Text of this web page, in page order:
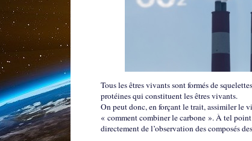
Tous les êtres vivants sont formés de
protéines qui constituent les êtres vivants.
On peut donc, en forçant le trait, assimiler le
« comment combiner le carbone ». À tel
directement de l’observation des composés